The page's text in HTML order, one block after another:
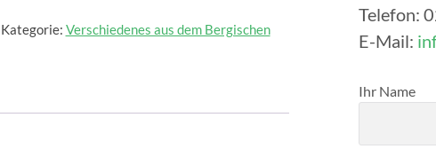
Kategorie: Verschiedenes aus dem Bergischen
Telefon:
E-Mail:
Bitte lasse
Ihr Name